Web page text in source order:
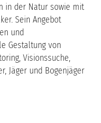
in der Natur sowie mit
Sein Angebot
und
Gestaltung von
Visionssuche,
Jäger und Bogenjäger